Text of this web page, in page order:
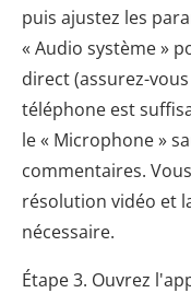
puis ajustez les
« Audio système »
direct (assurez-
téléphone est
le « Microphone »
commentaires.
résolution vidéo et
nécessaire.
Étape 3. Ouvrez